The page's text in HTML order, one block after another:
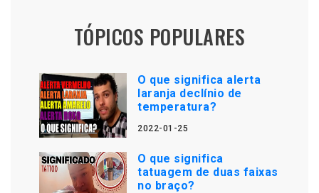
TÓPICOS POPULARES
O que significa alerta
laranja declínio de
temperatura?
2022-01-25
O que significa
tatuagem de duas faixas
no braço?